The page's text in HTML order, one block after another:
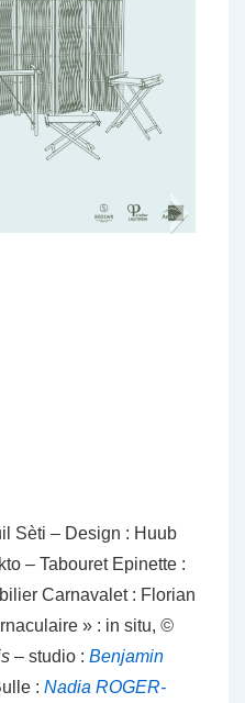
Sèti – Design : Huub
– Tabouret Epinette :
Carnavalet : Florian
» : in situ, ©
– studio : Benjamin
: Nadia ROGER-